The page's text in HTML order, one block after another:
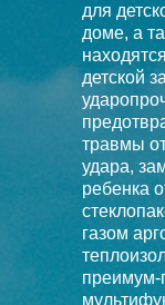
для
доме, а
детской
травмы
удара,
ребенка
газом